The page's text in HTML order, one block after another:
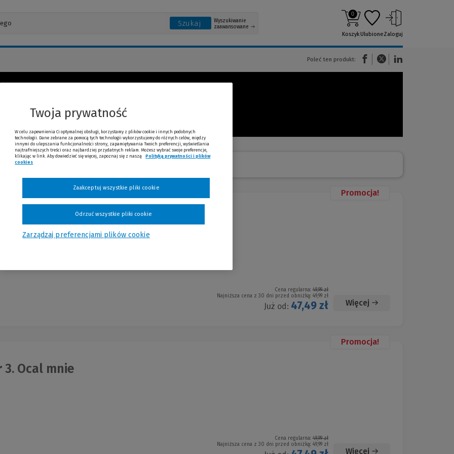
Szukaj
Wyszukiwanie
zaawansowane
0
KoszykUlubioneZaloguj
Poleć ten produkt:
(Nowe okno)(Link do innej strony)
Promocja!
Bez siebie nie przetrwamy
Cena regularna: 49,99 zł
Najniższa cena z 30 dni przed obniżką: 49,99 zł
Już od: 47,49 zł Więcej
Promocja!
Ocal mnie
Cena regularna: 49,99 zł
Najniższa cena z 30 dni przed obniżką: 49,99 zł
Więcej
Twoja prywatność
W celu zapewnienia Ci optymalnej obsługi, korzystamy z plików cookie i innych podobnych
technologii. Dane zebrane za pomocą tych technologii wykorzystujemy do różnych celów, między
innymi do ulepszania funkcjonalności strony, zapamiętywania Twoich preferencji, wyświetlania
najtrafniejszych treści oraz najbardziej przydatnych reklam. Możesz wybrać swoje preferencje,
klikając w link. Aby dowiedzieć się więcej, zapoznaj się z naszą
Polityką prywatności i plików
cookies
Zarządzaj preferencjami plików cookie
Odrzuć wszystkie pliki cookie
Zaakceptuj wszystkie pliki cookie